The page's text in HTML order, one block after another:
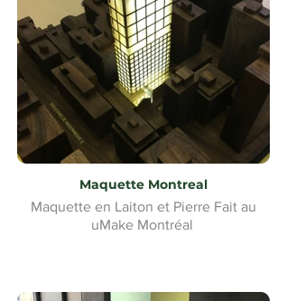
Maquette Montreal
Maquette en Laiton et Pierre Fait au
uMake Montréal